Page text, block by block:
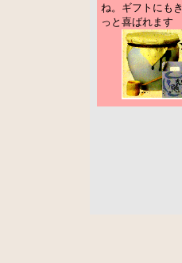
ね。ギフトにもき
っと喜ばれます